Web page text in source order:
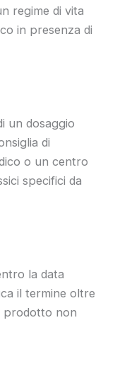
regime di vita
in presenza di
un dosaggio
di
o un centro
specifici da
la data
il termine oltre
prodotto non